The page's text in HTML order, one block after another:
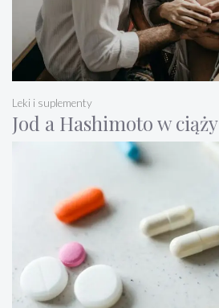
Jod a Hashimoto w ciąży
Leki i suplementy